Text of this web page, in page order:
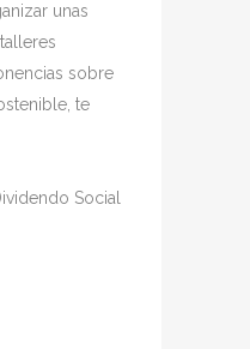
unas
sobre
te
Social